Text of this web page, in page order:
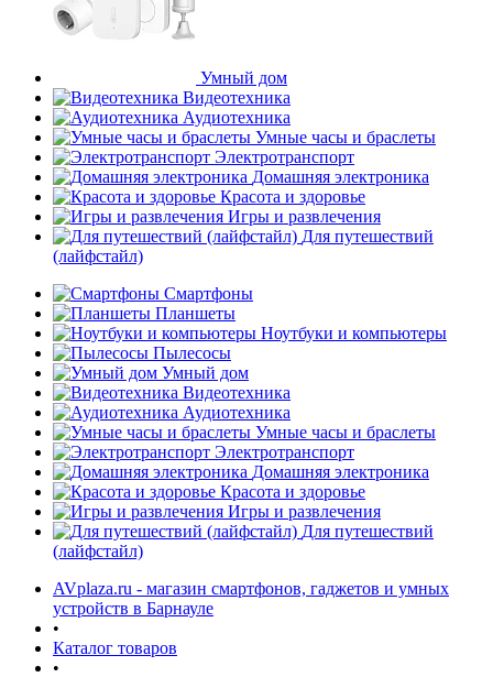
Умный дом
Видеотехника
Аудиотехника
Умные часы и браслеты
Электротранспорт
Домашняя электроника
Красота и здоровье
Игры и развлечения
Для путешествий
(лайфстайл)
Смартфоны
Планшеты
Ноутбуки и компьютеры
Пылесосы
Умный дом
Видеотехника
Аудиотехника
Умные часы и браслеты
Электротранспорт
Домашняя электроника
Красота и здоровье
Игры и развлечения
Для путешествий
(лайфстайл)
AVplaza.ru - магазин смартфонов, гаджетов и умных
устройств в Барнауле
•
Каталог товаров
•
раз в 2 недели